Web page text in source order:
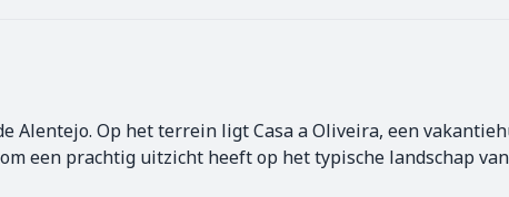
Alentejo. Op het terrein ligt Casa a Oliveira, een
een prachtig uitzicht heeft op het typische landschap